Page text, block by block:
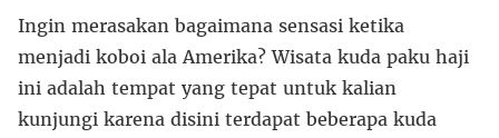
Ingin merasakan bagaimana sensasi ketika
menjadi koboi ala Amerika? Wisata kuda paku haji
ini adalah tempat yang tepat untuk kalian
kunjungi karena disini terdapat beberapa kuda